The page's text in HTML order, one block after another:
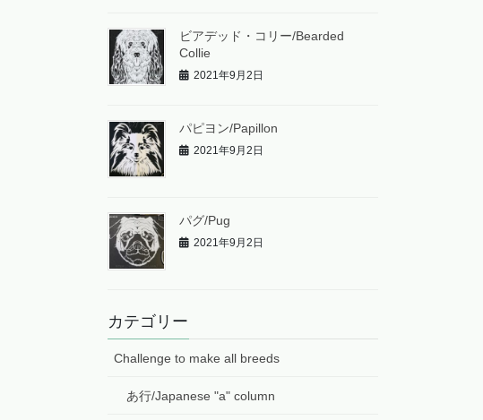
ビアデッド・コリー/Bearded
Collie
2021年9月2日
パピヨン/Papillon
2021年9月2日
パグ/Pug
2021年9月2日
カテゴリー
Challenge to make all breeds
あ行/Japanese "a" column